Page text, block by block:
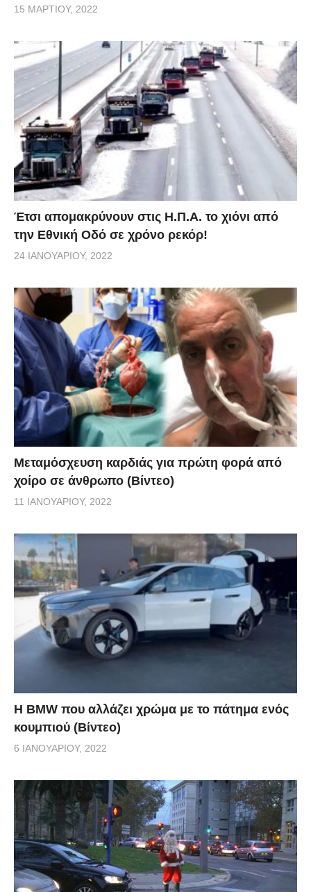
15 ΜΑΡΤΊΟΥ, 2022
Έτσι απομακρύνουν στις Η.Π.Α. το χιόνι από
την Εθνική Οδό σε χρόνο ρεκόρ!
24 ΙΑΝΟΥΑΡΊΟΥ, 2022
Μεταμόσχευση καρδιάς για πρώτη φορά από
χοίρο σε άνθρωπο (Βίντεο)
11 ΙΑΝΟΥΑΡΊΟΥ, 2022
Η BMW που αλλάζει χρώμα με το πάτημα ενός
κουμπιού (Βίντεο)
6 ΙΑΝΟΥΑΡΊΟΥ, 2022